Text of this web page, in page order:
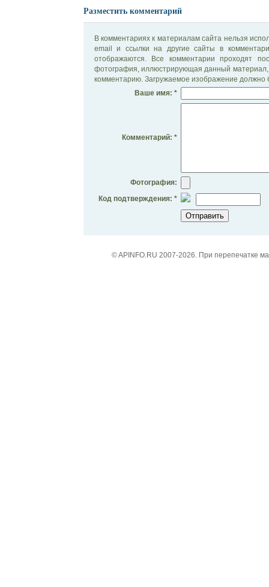
Разместить комментарий
В комментариях к материалам сайта нельзя
email и ссылки на другие сайты в
отображаются. Все комментарии проходят
фотография, иллюстрирующая данный материал,
комментарию. Загружаемое изображение должно
Ваше имя: *
Комментарий: *
Фотография:
Код подтверждения: *
© APINFO.RU 2007-2026. При перепечатке